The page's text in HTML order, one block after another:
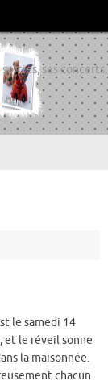
ses concerts,
le samedi 14
et le réveil sonne
la maisonnée.
chacun